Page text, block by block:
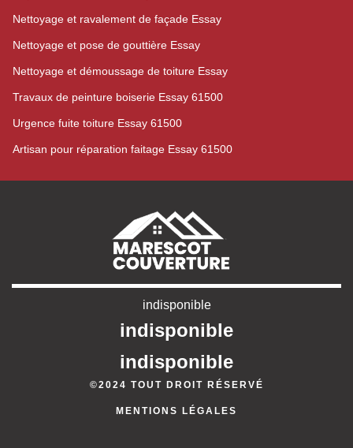
Nettoyage et ravalement de façade Essay
Nettoyage et pose de gouttière Essay
Nettoyage et démoussage de toiture Essay
Travaux de peinture boiserie Essay 61500
Urgence fuite toiture Essay 61500
Artisan pour réparation faitage Essay 61500
indisponible
indisponible
indisponible
©2024 TOUT DROIT RÉSERVÉ
MENTIONS LÉGALES